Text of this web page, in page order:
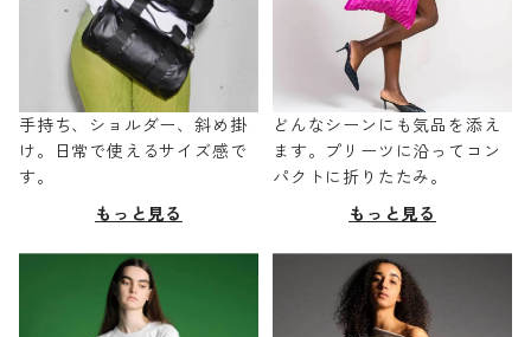
手持ち、ショルダー、斜め掛
け。日常で使えるサイズ感で
す。
もっと見る
どんなシーンにも気品を添え
ます。プリーツに沿ってコン
パクトに折りたたみ。
もっと見る